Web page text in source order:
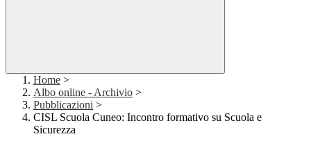
Home >
Albo online - Archivio >
Pubblicazioni >
CISL Scuola Cuneo: Incontro formativo su Scuola e
Sicurezza